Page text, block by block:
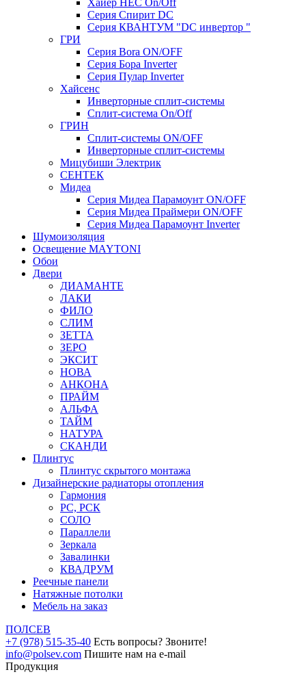
Хайер HEC On/Off
Серия Спирит DC
Серия КВАНТУМ "DC инвертор "
ГРИ
Серия Bora ON/OFF
Серия Бора Inverter
Серия Пулар Inverter
Хайсенс
Инверторные сплит-системы
Сплит-система On/Off
ГРИН
Сплит-системы ON/OFF
Инверторные сплит-системы
Мицубиши Электрик
СЕНТЕК
Мидеа
Серия Мидеа Парамоунт ON/OFF
Серия Мидеа Праймери ON/OFF
Серия Мидеа Парамоунт Inverter
Шумоизоляция
Освещение MAYTONI
Обои
Двери
ДИАМАНТЕ
ЛАКИ
ФИЛО
СЛИМ
ЗЕТТА
ЗЕРО
ЭКСИТ
НОВА
АНКОНА
ПРАЙМ
АЛЬФА
ТАЙМ
НАТУРА
СКАНДИ
Плинтус
Плинтус скрытого монтажа
Дизайнерские радиаторы отопления
Гармония
РС, РСК
СОЛО
Параллели
Зеркала
Завалинки
КВАДРУМ
Реечные панели
Натяжные потолки
Мебель на заказ
ПОЛСЕВ
+7 (978) 515-35-40 Есть вопросы? Звоните!
info@polsev.com Пишите нам на e-mail
Продукция